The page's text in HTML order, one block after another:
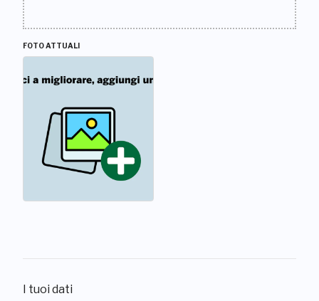
FOTO ATTUALI
I tuoi dati